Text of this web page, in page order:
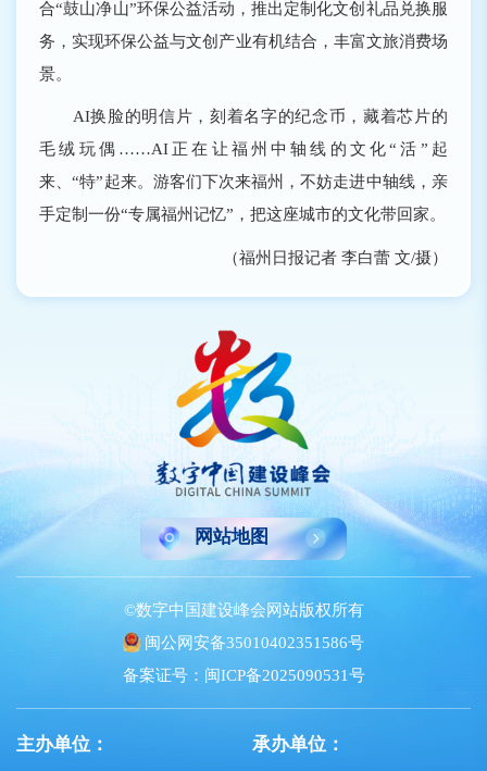
合“鼓山净山”环保公益活动，推出定制化文创礼品兑换服
务，实现环保公益与文创产业有机结合，丰富文旅消费场
景。
AI换脸的明信片，刻着名字的纪念币，藏着芯片的
毛绒玩偶……AI正在让福州中轴线的文化“活”起
来、“特”起来。游客们下次来福州，不妨走进中轴线，亲
手定制一份“专属福州记忆”，把这座城市的文化带回家。
（福州日报记者 李白蕾 文/摄）
网站地图
©数字中国建设峰会网站版权所有
闽公网安备35010402351586号
备案证号：闽ICP备2025090531号
主办单位： 承办单位：